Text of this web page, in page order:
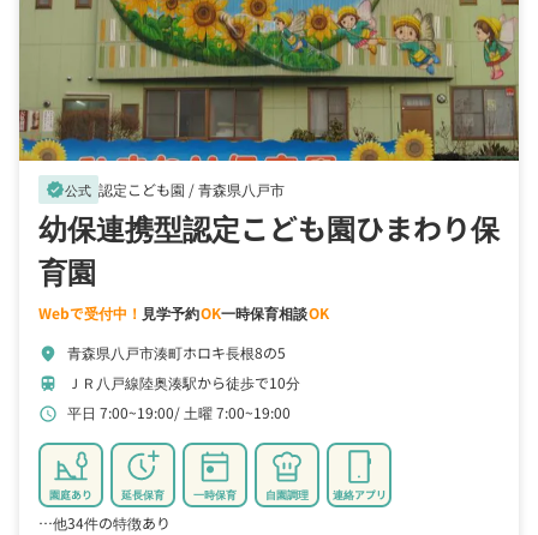
verified公式 認定こども園 /青森県八戸市
幼保連携型認定こども園ひまわり保
育園
Webで受付中！ 見学予約OK一時保育相談OK
location_on 青森県八戸市湊町ホロキ長根8の5
train ＪＲ八戸線陸奥湊駅から徒歩で10分
schedule 平日 7:00~19:00 土曜 7:00~19:00
園庭あり 延長保育 一時保育 自園調理 連絡アプリ
…他34件の特徴あり